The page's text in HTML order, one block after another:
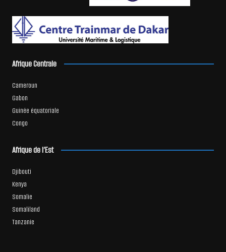
Afrique Centrale
Cameroun
Gabon
Guinée équatoriale
Congo
Afrique de l’Est
Djibouti
Kenya
Somalie
Somaliland
Tanzanie